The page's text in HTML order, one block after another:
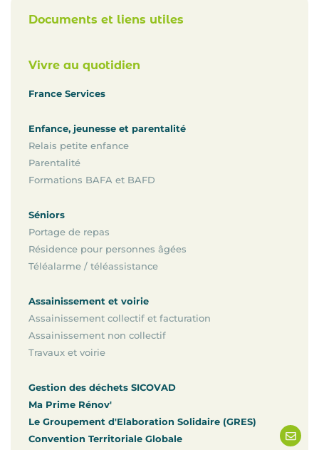
Documents et liens utiles
Vivre au quotidien
France Services
Enfance, jeunesse et parentalité
Relais petite enfance
Parentalité
Formations BAFA et BAFD
Séniors
Portage de repas
Résidence pour personnes âgées
Téléalarme / téléassistance
Assainissement et voirie
Assainissement collectif et facturation
Assainissement non collectif
Travaux et voirie
Gestion des déchets SICOVAD
Ma Prime Rénov'
Le Groupement d'Elaboration Solidaire (GRES)
Convention Territoriale Globale